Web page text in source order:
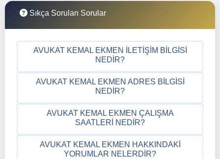
Sıkça Sorulan Sorular
AVUKAT KEMAL EKMEN İLETIŞIM BILGISI
NEDIR?
AVUKAT KEMAL EKMEN ADRES BILGISI
NEDIR?
AVUKAT KEMAL EKMEN ÇALIŞMA
SAATLERI NEDIR?
AVUKAT KEMAL EKMEN HAKKINDAKI
YORUMLAR NELERDIR?